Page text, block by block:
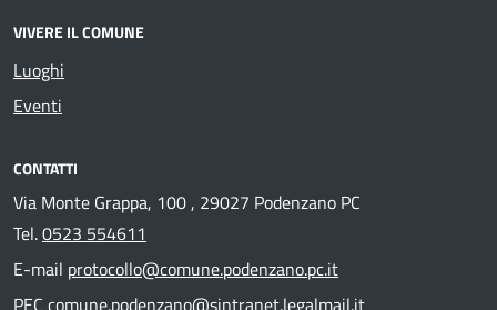
VIVERE IL COMUNE
Luoghi
Eventi
CONTATTI
Via Monte Grappa, 100 , 29027 Podenzano PC
Tel.0523 554611
E-mail protocollo@comune.podenzano.pc.it
PEC comune.podenzano@sintranet.legalmail.it